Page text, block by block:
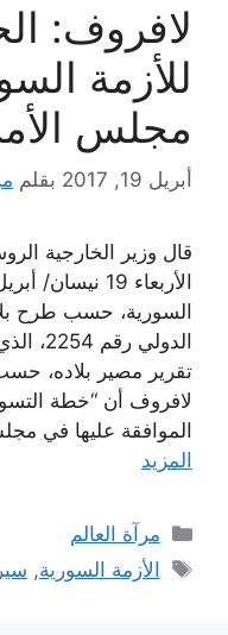
لافروف:
للأزمة
مجلس الأمن
أبريل 19, 2017 بقلم
قال وزير الخارجية
السورية، حسب طرح
تقرير مصير بلاده،
لافروف أن “خطة
الموافقة عليها في
المزيد
التصنيفات
مرآة العالم
الوسوم
الأزمة السورية,